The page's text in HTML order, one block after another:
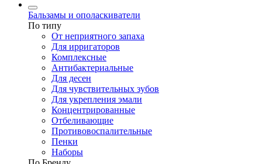
Бальзамы и ополаскиватели
По типу
От неприятного запаха
Для ирригаторов
Комплексные
Антибактериальные
Для десен
Для чувствительных зубов
Для укрепления эмали
Концентрированные
Отбеливающие
Противовоспалительные
Пенки
Наборы